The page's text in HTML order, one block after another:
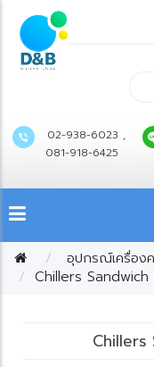
02-938-6023 ,
081-918-6425
อุปกรณ์เครื่อง
Chillers
Chillers